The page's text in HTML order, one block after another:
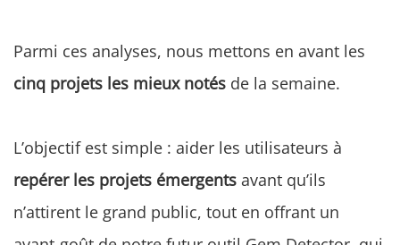
Parmi ces analyses, nous mettons en avant les
cinq projets les mieux notés de la semaine.
L’objectif est simple : aider les utilisateurs à
repérer les projets émergents avant qu’ils
n’attirent le grand public, tout en offrant un